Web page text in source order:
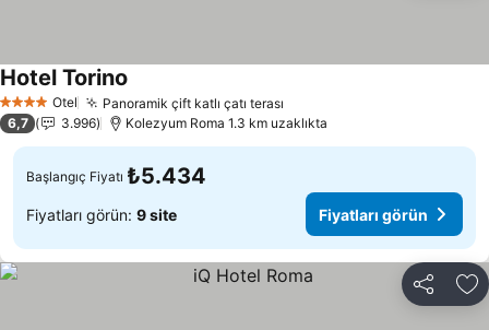
4 Yıldız Otel Panoramik çift katlı çatı terası
Hotel Torino
6,7 3.996 Kolezyum Roma 1.3 km uzaklıkta
Başlangıç Fiyatı ₺5.434
Fiyatları görün: 9 site Fiyatları görün
Paylaş